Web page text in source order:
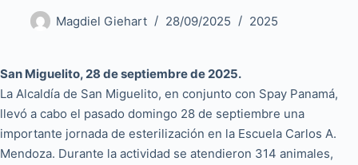
Magdiel Giehart 28/09/2025 2025
San Miguelito, 28 de septiembre de 2025.
La Alcaldía de San Miguelito, en conjunto con Spay Panamá,
llevó a cabo el pasado domingo 28 de septiembre una
importante jornada de esterilización en la Escuela Carlos A.
Mendoza. Durante la actividad se atendieron 314 animales,